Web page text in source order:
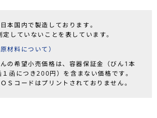
本国内で製造しております。
していないことを表しています。
材料について）
の希望小売価格は、容器保証金（びん1本
函につき200円）を含まない価格です。
Ｓコードはプリントされておりません。